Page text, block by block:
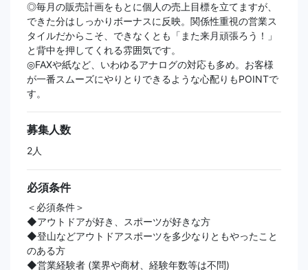
◎毎月の販売計画をもとに個人の売上目標を立てますが、
できた分はしっかりボーナスに反映。関係性重視の営業ス
タイルだからこそ、できなくとも「また来月頑張ろう！」
と背中を押してくれる雰囲気です。
◎FAXや紙など、いわゆるアナログの対応も多め。お客様
が一番スムーズにやりとりできるような心配りもPOINTで
す。
募集人数
2人
必須条件
＜必須条件＞
◆アウトドアが好き、スポーツが好きな方
◆登山などアウトドアスポーツを多少なりともやったこと
のある方
◆営業経験者 (業界や商材、経験年数等は不問)